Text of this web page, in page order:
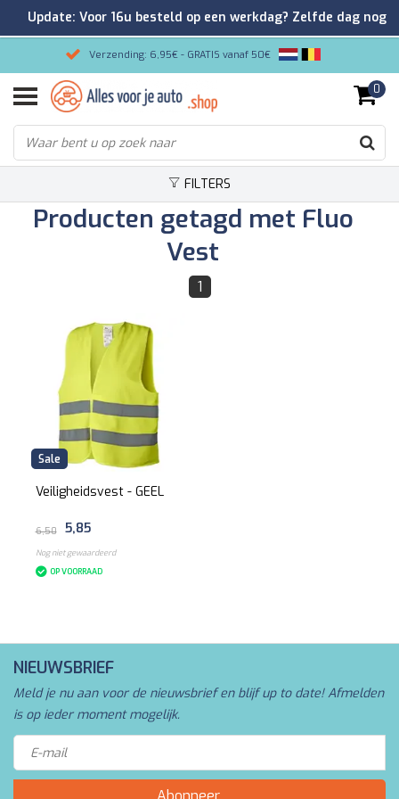
Verzending: 6,95€ - GRATIS vanaf 50€
Gemakkelijk bestellen/Veilig betalen
9.2/10 Klantenrating via Kiyoh!
0
FILTERS
Producten getagd met Fluo
Vest
1
Sale
Veiligheidsvest - GEEL
6,50 5,85
Nog niet gewaardeerd
OP VOORRAAD
NIEUWSBRIEF
Meld je nu aan voor de nieuwsbrief en blijf up to date! Afmelden
is op ieder moment mogelijk.
Update: Voor 16u besteld op een werkdag? Zelfde dag nog
verzonden!